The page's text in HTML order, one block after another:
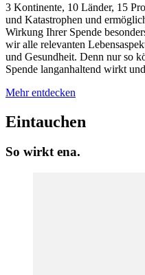
3 Kontinente, 10 Länder, 15
und Katastrophen und
Wirkung Ihrer Spende
wir alle relevanten
und Gesundheit. Denn nur so
Spende langanhaltend wirkt
Mehr entdecken
Eintauchen
So wirkt ena.